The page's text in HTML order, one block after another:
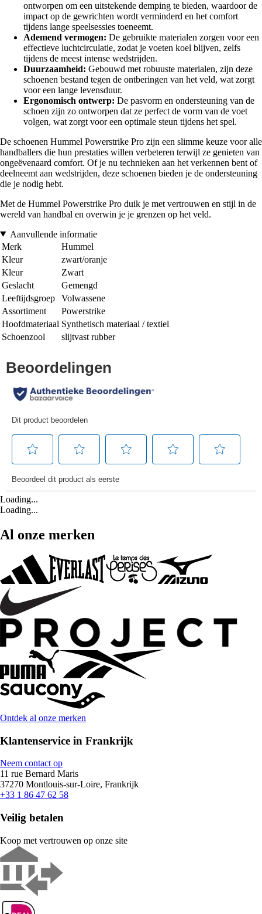
ontworpen om een uitstekende demping te bieden, waardoor de
impact op de gewrichten wordt verminderd en het comfort
tijdens lange speelsessies toeneemt.
Ademend vermogen: De gebruikte materialen zorgen voor een
effectieve luchtcirculatie, zodat je voeten koel blijven, zelfs
tijdens de meest intense wedstrijden.
Duurzaamheid: Gebouwd met robuuste materialen, zijn deze
schoenen bestand tegen de ontberingen van het veld, wat zorgt
voor een lange levensduur.
Ergonomisch ontwerp: De pasvorm en ondersteuning van de
schoen zijn zo ontworpen dat ze perfect de vorm van de voet
volgen, wat zorgt voor een optimale steun tijdens het spel.
De schoenen Hummel Powerstrike Pro zijn een slimme keuze voor alle
handballers die hun prestaties willen verbeteren terwijl ze genieten van
ongeëvenaard comfort. Of je nu technieken aan het verkennen bent of
deelneemt aan wedstrijden, deze schoenen bieden je de ondersteuning
die je nodig hebt.
Met de Hummel Powerstrike Pro duik je met vertrouwen en stijl in de
wereld van handbal en overwin je je grenzen op het veld.
Aanvullende informatie
Merk
Hummel
Kleur
zwart/oranje
Kleur
Zwart
Geslacht
Gemengd
Leeftijdsgroep
Volwassene
Assortiment
Powerstrike
Hoofdmateriaal Synthetisch materiaal / textiel
Schoenzool
slijtvast rubber
Loading...
Loading...
Al onze merken
Ontdek al onze merken
Klantenservice in Frankrijk
Neem contact op
11 rue Bernard Maris
37270 Montlouis-sur-Loire, Frankrijk
+33 1 86 47 62 58
Veilig betalen
Koop met vertrouwen op onze site